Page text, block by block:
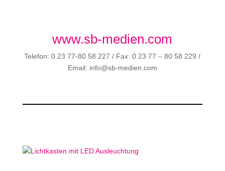
www.sb-medien.com
Telefon: 0 23 77-80 58 227 / Fax: 0 23 77 – 80 58 229 /
Email: info@sb-medien.com